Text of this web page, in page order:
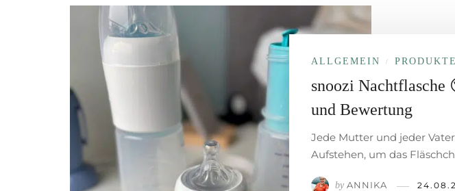
ALLGEMEIN /
snoozi
und Bewertung
Jede Mutter und jeder
Aufstehen, um das
by ANNIKA